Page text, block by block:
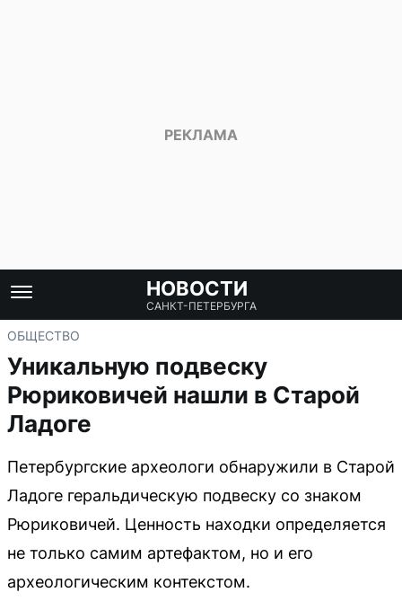
НОВОСТИ
САНКТ-ПЕТЕРБУРГА
ОБЩЕСТВО
Уникальную подвеску
Рюриковичей нашли в Старой
Ладоге
Петербургские археологи обнаружили в Старой
Ладоге геральдическую подвеску со знаком
Рюриковичей. Ценность находки определяется
не только самим артефактом, но и его
археологическим контекстом.